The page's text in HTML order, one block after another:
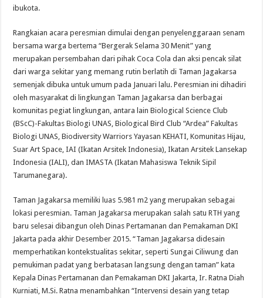
ibukota.
Rangkaian acara peresmian dimulai dengan penyelenggaraan senam
bersama warga bertema “Bergerak Selama 30 Menit” yang
merupakan persembahan dari pihak Coca Cola dan aksi pencak silat
dari warga sekitar yang memang rutin berlatih di Taman Jagakarsa
semenjak dibuka untuk umum pada Januari lalu. Peresmian ini dihadiri
oleh masyarakat di lingkungan Taman Jagakarsa dan berbagai
komunitas pegiat lingkungan, antara lain Biological Science Club
(BScC)-Fakultas Biologi UNAS, Biological Bird Club “Ardea” Fakultas
Biologi UNAS, Biodiversity Warriors Yayasan KEHATI, Komunitas Hijau,
Suar Art Space, IAI (Ikatan Arsitek Indonesia), Ikatan Arsitek Lansekap
Indonesia (IALI), dan IMASTA (Ikatan Mahasiswa Teknik Sipil
Tarumanegara).
Taman Jagakarsa memiliki luas 5.981 m2 yang merupakan sebagai
lokasi peresmian. Taman Jagakarsa merupakan salah satu RTH yang
baru selesai dibangun oleh Dinas Pertamanan dan Pemakaman DKI
Jakarta pada akhir Desember 2015. “Taman Jagakarsa didesain
memperhatikan kontekstualitas sekitar, seperti Sungai Ciliwung dan
pemukiman padat yang berbatasan langsung dengan taman” kata
Kepala Dinas Pertamanan dan Pemakaman DKI Jakarta, Ir. Ratna Diah
Kurniati, M.Si. Ratna menambahkan “Intervensi desain yang tetap